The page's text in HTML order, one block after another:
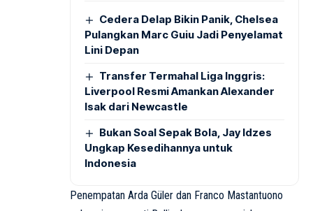
Cedera Delap Bikin Panik, Chelsea
Pulangkan Marc Guiu Jadi Penyelamat
Lini Depan
Transfer Termahal Liga Inggris:
Liverpool Resmi Amankan Alexander
Isak dari Newcastle
Bukan Soal Sepak Bola, Jay Idzes
Ungkap Kesedihannya untuk
Indonesia
Penempatan Arda Güler dan Franco Mastantuono